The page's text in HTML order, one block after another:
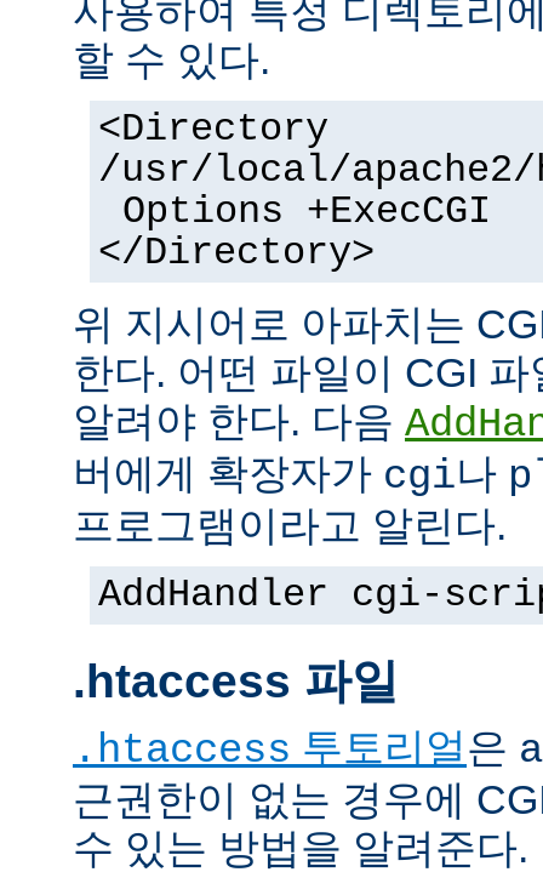
사용하여 특정 디렉토리
할 수 있다.
<Directory
/usr/local/apache2/
Options +ExecCGI
</Directory>
위 지시어로 아파치는
한다. 어떤 파일이 CGI
알려야 한다. 다음
버에게 확장자가 cgi나
프로그램이라고 알린다.
AddHandler cgi-
.htaccess 파일
.htaccess 투토리얼은
근권한이 없는 경우에
수 있는 방법을 알려준다.